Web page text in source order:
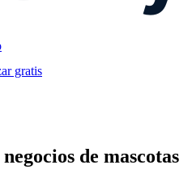
gratis
de mascotas